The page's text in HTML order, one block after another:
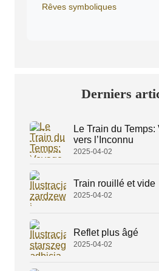
Rêves symboliques
Derniers
Le Train du
vers l’Inconnu
2025-04-02
Train rouillé et vide
2025-04-02
Reflet plus âgé
2025-04-02